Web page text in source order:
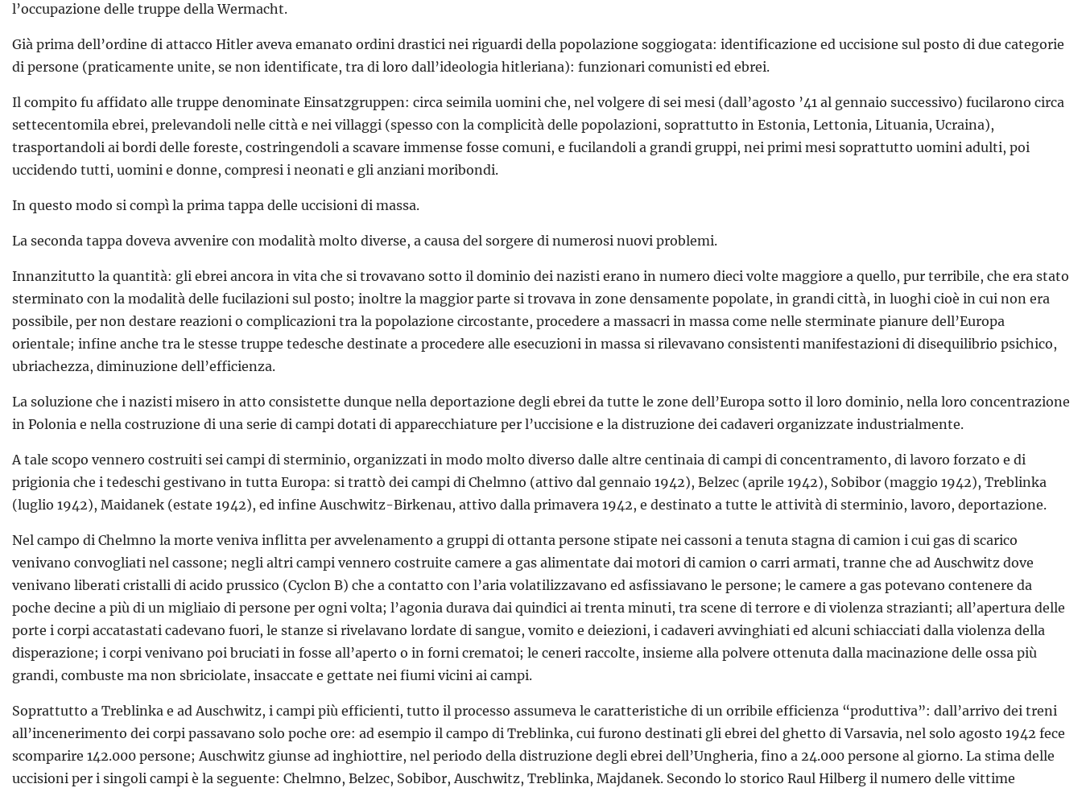
l’occupazione delle truppe della Wermacht.
Già prima dell’ordine di attacco Hitler aveva emanato ordini drastici nei riguardi della popolazione soggiogata: identificazione ed uccisione sul posto di due categorie
di persone (praticamente unite, se non identificate, tra di loro dall’ideologia hitleriana): funzionari comunisti ed ebrei.
Il compito fu affidato alle truppe denominate Einsatzgruppen: circa seimila uomini che, nel volgere di sei mesi (dall’agosto ’41 al gennaio successivo) fucilarono circa
settecentomila ebrei, prelevandoli nelle città e nei villaggi (spesso con la complicità delle popolazioni, soprattutto in Estonia, Lettonia, Lituania, Ucraina),
trasportandoli ai bordi delle foreste, costringendoli a scavare immense fosse comuni, e fucilandoli a grandi gruppi, nei primi mesi soprattutto uomini adulti, poi
uccidendo tutti, uomini e donne, compresi i neonati e gli anziani moribondi.
In questo modo si compì la prima tappa delle uccisioni di massa.
La seconda tappa doveva avvenire con modalità molto diverse, a causa del sorgere di numerosi nuovi problemi.
Innanzitutto la quantità: gli ebrei ancora in vita che si trovavano sotto il dominio dei nazisti erano in numero dieci volte maggiore a quello, pur terribile, che era stato
sterminato con la modalità delle fucilazioni sul posto; inoltre la maggior parte si trovava in zone densamente popolate, in grandi città, in luoghi cioè in cui non era
possibile, per non destare reazioni o complicazioni tra la popolazione circostante, procedere a massacri in massa come nelle sterminate pianure dell’Europa
orientale; infine anche tra le stesse truppe tedesche destinate a procedere alle esecuzioni in massa si rilevavano consistenti manifestazioni di disequilibrio psichico,
ubriachezza, diminuzione dell’efficienza.
La soluzione che i nazisti misero in atto consistette dunque nella deportazione degli ebrei da tutte le zone dell’Europa sotto il loro dominio, nella loro concentrazione
in Polonia e nella costruzione di una serie di campi dotati di apparecchiature per l’uccisione e la distruzione dei cadaveri organizzate industrialmente.
A tale scopo vennero costruiti sei campi di sterminio, organizzati in modo molto diverso dalle altre centinaia di campi di concentramento, di lavoro forzato e di
prigionia che i tedeschi gestivano in tutta Europa: si trattò dei campi di Chelmno (attivo dal gennaio 1942), Belzec (aprile 1942), Sobibor (maggio 1942), Treblinka
(luglio 1942), Maidanek (estate 1942), ed infine Auschwitz-Birkenau, attivo dalla primavera 1942, e destinato a tutte le attività di sterminio, lavoro, deportazione.
Nel campo di Chelmno la morte veniva inflitta per avvelenamento a gruppi di ottanta persone stipate nei cassoni a tenuta stagna di camion i cui gas di scarico
venivano convogliati nel cassone; negli altri campi vennero costruite camere a gas alimentate dai motori di camion o carri armati, tranne che ad Auschwitz dove
venivano liberati cristalli di acido prussico (Cyclon B) che a contatto con l’aria volatilizzavano ed asfissiavano le persone; le camere a gas potevano contenere da
poche decine a più di un migliaio di persone per ogni volta; l’agonia durava dai quindici ai trenta minuti, tra scene di terrore e di violenza strazianti; all’apertura delle
porte i corpi accatastati cadevano fuori, le stanze si rivelavano lordate di sangue, vomito e deiezioni, i cadaveri avvinghiati ed alcuni schiacciati dalla violenza della
disperazione; i corpi venivano poi bruciati in fosse all’aperto o in forni crematoi; le ceneri raccolte, insieme alla polvere ottenuta dalla macinazione delle ossa più
grandi, combuste ma non sbriciolate, insaccate e gettate nei fiumi vicini ai campi.
Soprattutto a Treblinka e ad Auschwitz, i campi più efficienti, tutto il processo assumeva le caratteristiche di un orribile efficienza “produttiva”: dall’arrivo dei treni
all’incenerimento dei corpi passavano solo poche ore: ad esempio il campo di Treblinka, cui furono destinati gli ebrei del ghetto di Varsavia, nel solo agosto 1942 fece
scomparire 142.000 persone; Auschwitz giunse ad inghiottire, nel periodo della distruzione degli ebrei dell’Ungheria, fino a 24.000 persone al giorno. La stima delle
uccisioni per i singoli campi è la seguente: Chelmno, Belzec, Sobibor, Auschwitz, Treblinka, Majdanek. Secondo lo storico Raul Hilberg il numero delle vittime